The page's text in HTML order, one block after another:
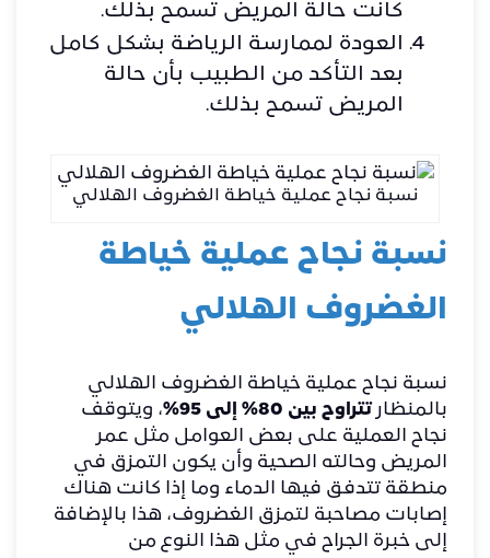
كانت حالة المريض تسمح بذلك.
العودة لممارسة الرياضة بشكل كامل
بعد التأكد من الطبيب بأن حالة
المريض تسمح بذلك.
نسبة نجاح عملية خياطة الغضروف الهلالي
نسبة نجاح عملية خياطة
الغضروف الهلالي
نسبة نجاح عملية خياطة الغضروف الهلالي
بالمنظار تتراوح بين 80% إلى 95%
، ويتوقف
نجاح العملية على بعض العوامل مثل عمر
المريض وحالته الصحية وأن يكون التمزق في
منطقة تتدفق فيها الدماء وما إذا كانت هناك
إصابات مصاحبة لتمزق الغضروف، هذا بالإضافة
إلى خبرة الجراح في مثل هذا النوع من